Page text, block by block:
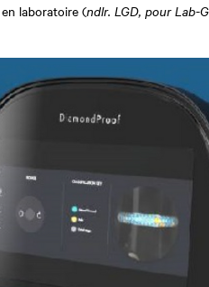
laboratoire (ndlr. LGD, pour Lab-